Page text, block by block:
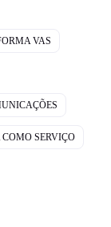
VAS
SERVIÇO